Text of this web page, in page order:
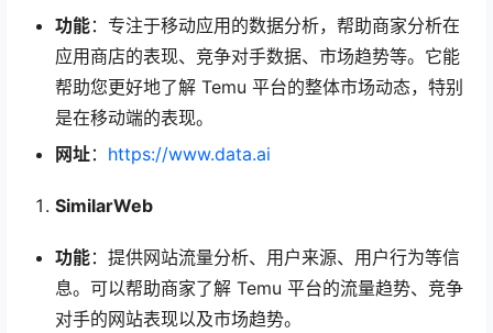
功能：专注于移动应用的数据分析，帮助商家分析在
应用商店的表现、竞争对手数据、市场趋势等。它能
帮助您更好地了解 Temu 平台的整体市场动态，特别
是在移动端的表现。
网址： https://www.data.ai
SimilarWeb
功能：提供网站流量分析、用户来源、用户行为等信
息。可以帮助商家了解 Temu 平台的流量趋势、竞争
对手的网站表现以及市场趋势。